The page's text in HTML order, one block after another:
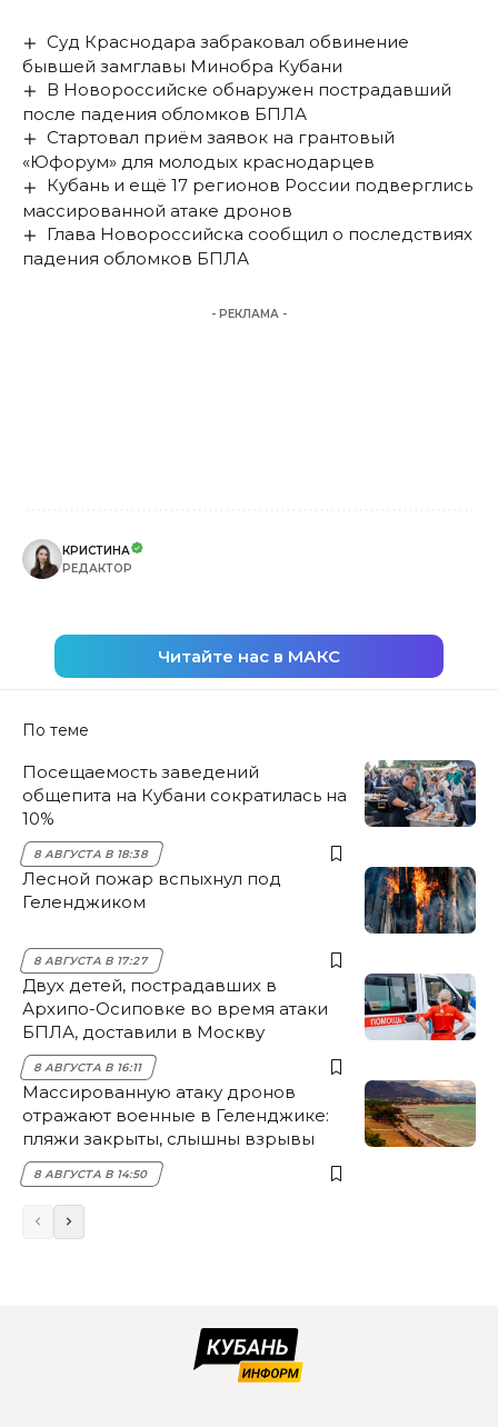
Суд Краснодара забраковал обвинение
бывшей замглавы Минобра Кубани
В Новороссийске обнаружен пострадавший
после падения обломков БПЛА
Стартовал приём заявок на грантовый
«Юфорум» для молодых краснодарцев
Кубань и ещё 17 регионов России подверглись
массированной атаке дронов
Глава Новороссийска сообщил о последствиях
падения обломков БПЛА
- РЕКЛАМА -
КРИСТИНА
РЕДАКТОР
Читайте нас в МАКС
По теме
Посещаемость заведений
общепита на Кубани сократилась на
10%
8 АВГУСТА В 18:38
Лесной пожар вспыхнул под
Геленджиком
8 АВГУСТА В 17:27
Двух детей, пострадавших в
Архипо-Осиповке во время атаки
БПЛА, доставили в Москву
8 АВГУСТА В 16:11
Массированную атаку дронов
отражают военные в Геленджике:
пляжи закрыты, слышны взрывы
8 АВГУСТА В 14:50